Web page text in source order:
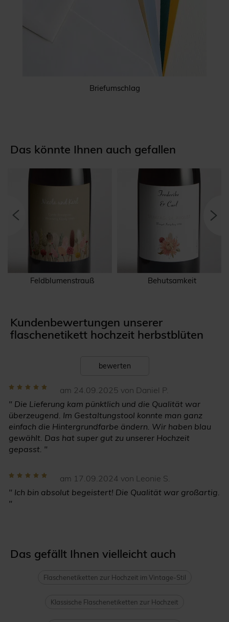
Briefumschlag
Das könnte Ihnen auch gefallen
Feldblumenstrauß Behutsamkeit
Kundenbewertungen unserer
flaschenetikett hochzeit herbstblüten
bewerten
am 24.09.2025 von Daniel P.
" Die Lieferung kam pünktlich und die Qualität war
überzeugend. Im Gestaltungstool konnte man ganz
einfach die Hintergrundfarbe ändern. Wir haben blau
gewählt. Das hat super gut zu unserer Hochzeit
gepasst. "
am 17.09.2024 von Leonie S.
" Ich bin absolut begeistert! Die Qualität war großartig.
"
Das gefällt Ihnen vielleicht auch
Flaschenetiketten zur Hochzeit im Vintage-Stil
Klassische Flaschenetiketten zur Hochzeit